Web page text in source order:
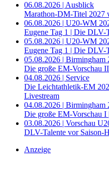
06.08.2026 | Ausblick
Marathon-DM-Titel 2027
06.08.2026 | U20-WM
Eugene Tag 1 | Die DLV-
05.08.2026 | U20-WM
Eugene Tag 1 | Die DLV-
05.08.2026 | Birmingham
Die große EM-Vorschau
04.08.2026 | Service
Die Leichtathletik-EM
Livestream
04.08.2026 | Birmingham
Die große EM-Vorschau I
03.08.2026 | Vorschau
DLV-Talente vor Saison-
Anzeige